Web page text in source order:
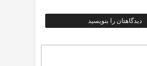
دیدگاهتان را بنویسید